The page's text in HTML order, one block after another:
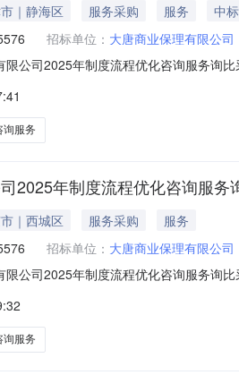
｜静海区 服务采购 服务
中
招标单位： 大唐商业保理有限公司
限公司2025年制度流程优化咨询服务询
采购人及联系方式：大唐商业保理有限
询服务
2025年制度流程优化咨询服务
｜西城区 服务采购
服务
招标单位： 大唐商业保理有限公司
限公司2025年制度流程优化咨询服务询
资分公司八、采购执行人：郝达伟九、
询服务